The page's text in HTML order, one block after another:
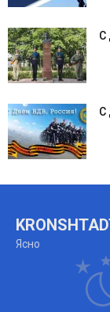
С
С
Ясно